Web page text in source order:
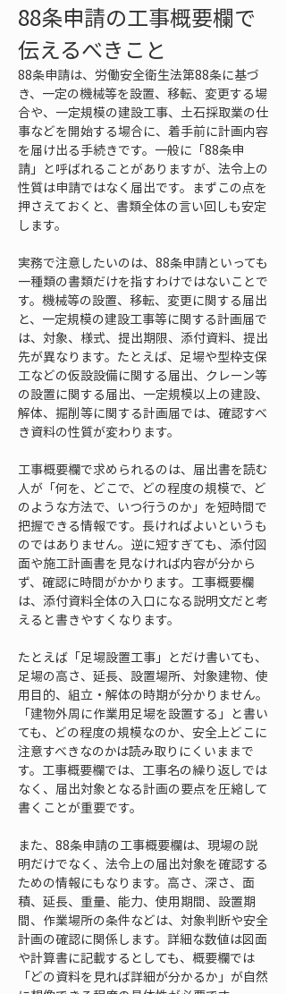
88条申請の工事概要欄で
伝えるべきこと
88条申請は、労働安全衛生法第88条に基づ
き、一定の機械等を設置、移転、変更する場
合や、一定規模の建設工事、土石採取業の仕
事などを開始する場合に、着手前に計画内容
を届け出る手続きです。一般に「88条申
請」と呼ばれることがありますが、法令上の
性質は申請ではなく届出です。まずこの点を
押さえておくと、書類全体の言い回しも安定
します。
実務で注意したいのは、88条申請といっても
一種類の書類だけを指すわけではないことで
す。機械等の設置、移転、変更に関する届出
と、一定規模の建設工事等に関する計画届で
は、対象、様式、提出期限、添付資料、提出
先が異なります。たとえば、足場や型枠支保
工などの仮設設備に関する届出、クレーン等
の設置に関する届出、一定規模以上の建設、
解体、掘削等に関する計画届では、確認すべ
き資料の性質が変わります。
工事概要欄で求められるのは、届出書を読む
人が「何を、どこで、どの程度の規模で、ど
のような方法で、いつ行うのか」を短時間で
把握できる情報です。長ければよいというも
のではありません。逆に短すぎても、添付図
面や施工計画書を見なければ内容が分から
ず、確認に時間がかかります。工事概要欄
は、添付資料全体の入口になる説明文だと考
えると書きやすくなります。
たとえば「足場設置工事」とだけ書いても、
足場の高さ、延長、設置場所、対象建物、使
用目的、組立・解体の時期が分かりません。
「建物外周に作業用足場を設置する」と書い
ても、どの程度の規模なのか、安全上どこに
注意すべきなのかは読み取りにくいままで
す。工事概要欄では、工事名の繰り返しでは
なく、届出対象となる計画の要点を圧縮して
書くことが重要です。
また、88条申請の工事概要欄は、現場の説
明だけでなく、法令上の届出対象を確認する
ための情報にもなります。高さ、深さ、面
積、延長、重量、能力、使用期間、設置期
間、作業場所の条件などは、対象判断や安全
計画の確認に関係します。詳細な数値は図面
や計算書に記載するとしても、概要欄では
「どの資料を見れば詳細が分かるか」が自然